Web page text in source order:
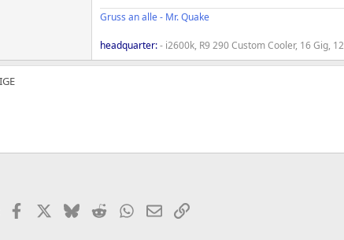
Gruss an alle - Mr. Quake
headquarter:- i2600k, R9 290 Custom Cooler, 16 Gig,
FacebookX (Twitter)
BlueskyRedditWhatsApp
E-MailLink